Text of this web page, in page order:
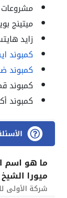
ميتينج
زايد
كمبوند
كمبوند
كمبوند
كمبوند
ما هو اسم
ميورا الشيخ
شركة الأولى